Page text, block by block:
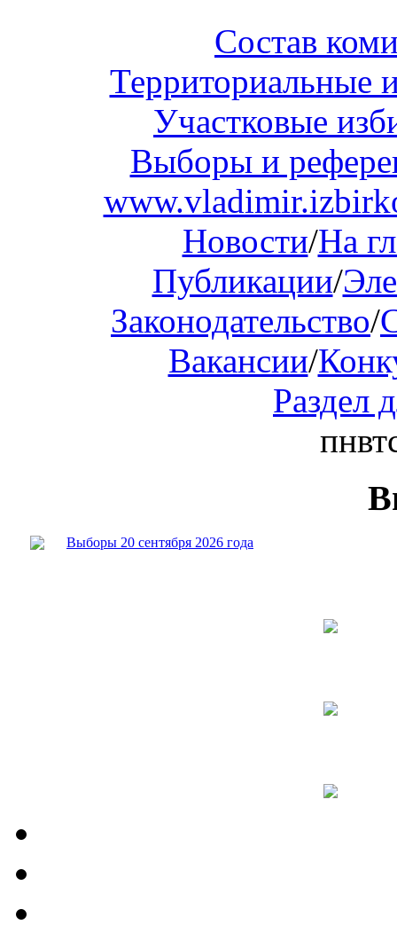
Состав
Территориальные
Участковые
Выборы и
Новости/На
Публикации/
Законодательство/
Вакансии/
Раздел
пнвт
Выборы 20 сентября 2026 года